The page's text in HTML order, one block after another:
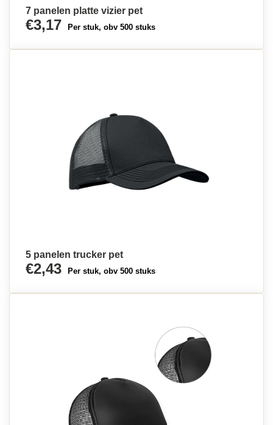
7 panelen platte vizier pet
€3,17 Per stuk, obv 500 stuks
5 panelen trucker pet
€2,43 Per stuk, obv 500 stuks